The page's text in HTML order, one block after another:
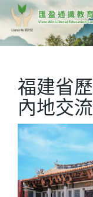
福建省
內地交